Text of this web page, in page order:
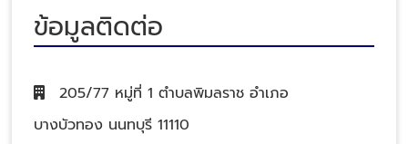
ข้อมูลติดต่อ
205/77 หมู่ที่ 1 ตำบลพิมลราช อำเภอ
บางบัวทอง นนทบุรี 11110